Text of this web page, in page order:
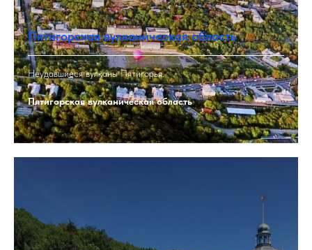
Пятигорская вулканическая область
Неудавшиеся вулканы Пятигорья.
Пятигорская вулканическая область